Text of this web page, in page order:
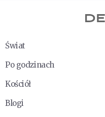
Świat
Po godzinach
Kościół
Blogi